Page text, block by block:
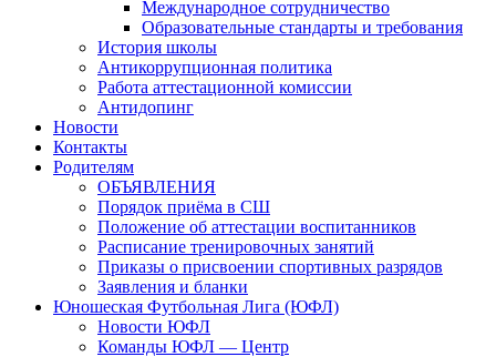
Международное сотрудничество
Образовательные стандарты и требования
История школы
Антикоррупционная политика
Работа аттестационной комиссии
Антидопинг
Новости
Контакты
Родителям
ОБЪЯВЛЕНИЯ
Порядок приёма в СШ
Положение об аттестации воспитанников
Расписание тренировочных занятий
Приказы о присвоении спортивных разрядов
Заявления и бланки
Юношеская Футбольная Лига (ЮФЛ)
Новости ЮФЛ
Команды ЮФЛ — Центр